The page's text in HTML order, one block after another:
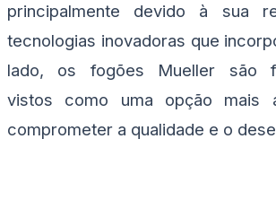
principalmente devido à sua
tecnologias inovadoras que
lado, os fogões Mueller são
vistos como uma opção mais
comprometer a qualidade e o